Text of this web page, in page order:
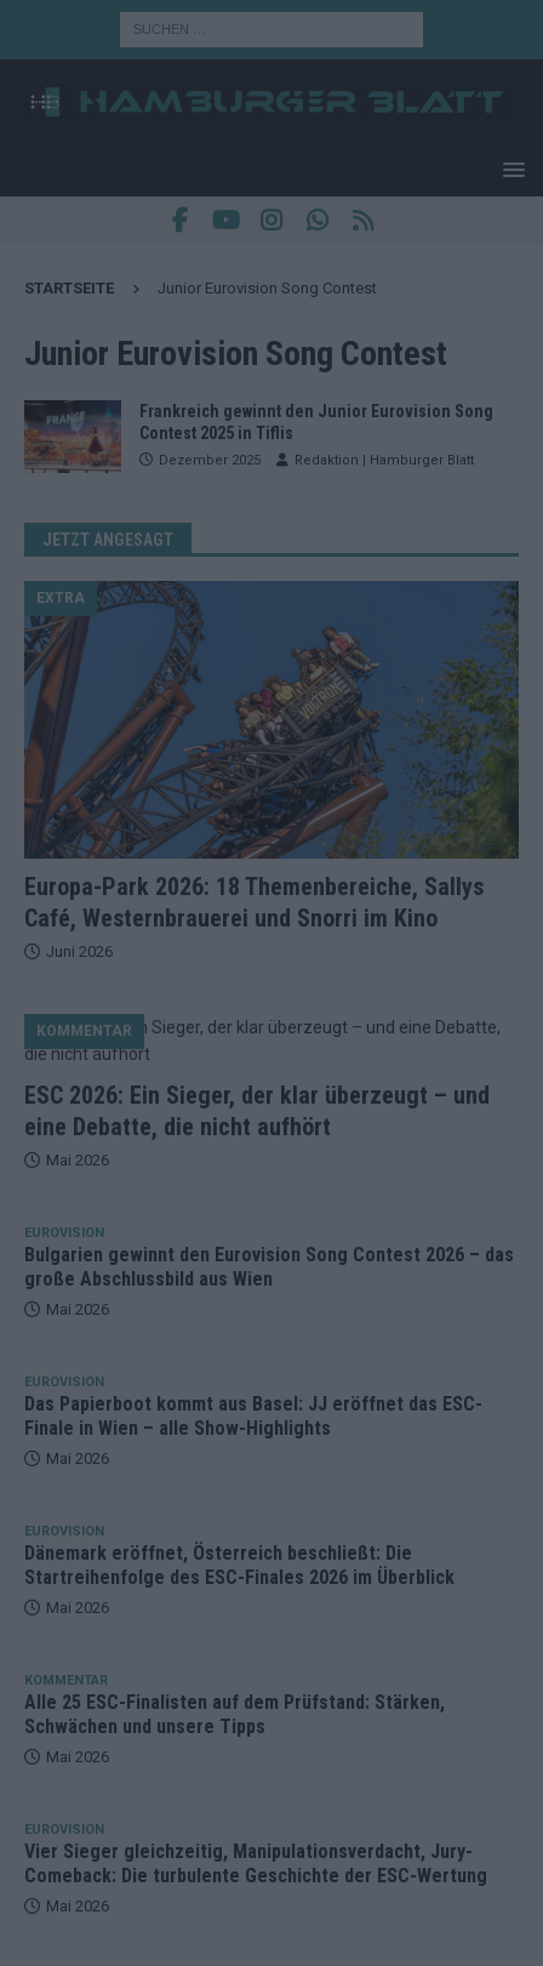
STARTSEITE Junior Eurovision Song Contest
Junior Eurovision Song Contest
Frankreich gewinnt den Junior Eurovision Song
Contest 2025 in Tiflis
Dezember 2025 Redaktion | Hamburger Blatt
JETZT ANGESAGT
Europa-Park 2026: 18 Themenbereiche, Sallys
Café, Westernbrauerei und Snorri im Kino
EXTRA
Juni 2026
ESC 2026: Ein Sieger, der klar überzeugt – und
eine Debatte, die nicht aufhört
KOMMENTAR
Mai 2026
EUROVISION
Bulgarien gewinnt den Eurovision Song Contest 2026 – das
große Abschlussbild aus Wien
Mai 2026
EUROVISION
Das Papierboot kommt aus Basel: JJ eröffnet das ESC-
Finale in Wien – alle Show-Highlights
Mai 2026
EUROVISION
Dänemark eröffnet, Österreich beschließt: Die
Startreihenfolge des ESC-Finales 2026 im Überblick
Mai 2026
KOMMENTAR
Alle 25 ESC-Finalisten auf dem Prüfstand: Stärken,
Schwächen und unsere Tipps
Mai 2026
EUROVISION
Vier Sieger gleichzeitig, Manipulationsverdacht, Jury-
Comeback: Die turbulente Geschichte der ESC-Wertung
Mai 2026